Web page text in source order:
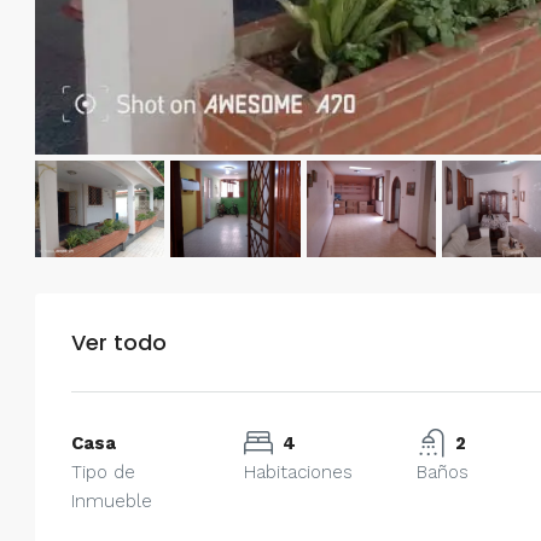
Ver todo
Casa
Tipo de
Inmueble
4
Habitaciones
2
Baños